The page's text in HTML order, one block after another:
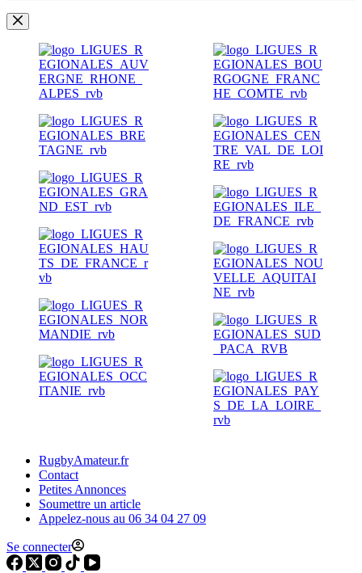
RugbyAmateur.fr
Contact
Petites Annonces
Soumettre un article
Appelez-nous au 06 34 04 27 09
Se connecter